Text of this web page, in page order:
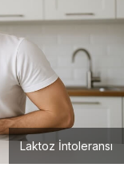
Laktoz İntoleransı